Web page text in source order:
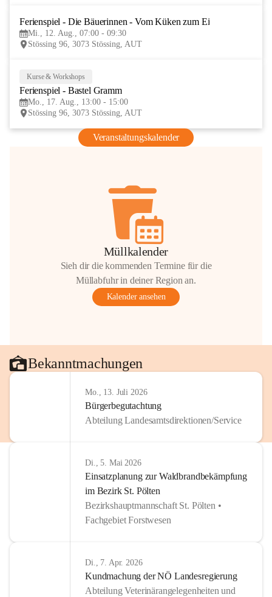
Ferienspiel - Die Bäuerinnen - Vom Küken zum Ei
Mi., 12. Aug., 07:00 - 09:30
Stössing 96, 3073 Stössing, AUT
Kurse & Workshops
Ferienspiel - Bastel Gramm
Mo., 17. Aug., 13:00 - 15:00
Stössing 96, 3073 Stössing, AUT
Veranstaltungskalender
Müllkalender
Sieh dir die kommenden Termine für die
Müllabfuhr in deiner Region an.
Kalender ansehen
Bekanntmachungen
Mo., 13. Juli 2026
Bürgerbegutachtung
Abteilung Landesamtsdirektionen/Service
Di., 5. Mai 2026
Einsatzplanung zur Waldbrandbekämpfung
im Bezirk St. Pölten
Bezirkshauptmannschaft St. Pölten •
Fachgebiet Forstwesen
Di., 7. Apr. 2026
Kundmachung der NÖ Landesregierung
Abteilung Veterinärangelegenheiten und